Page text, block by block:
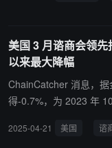
美国 3 月谘商会领
以来最大降幅
ChainCatcher 消息，
得-0.7%，为 2023 年 10 月以来最大
ce Board）发布，包含
2025-04-21 美国 谘